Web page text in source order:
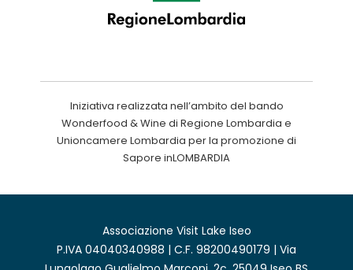
Iniziativa realizzata nell’ambito del bando
Wonderfood & Wine di Regione Lombardia e
Unioncamere Lombardia per la promozione di
Sapore inLOMBARDIA
Associazione Visit Lake Iseo
P.IVA 04040340988 | C.F. 98200490179 | Via